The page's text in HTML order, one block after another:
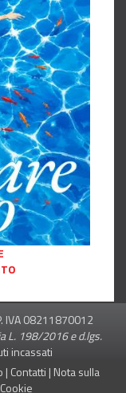
IVA 08211870012
L. 198/2016 e d.lgs.
incassati
| Contatti | Nota sulla